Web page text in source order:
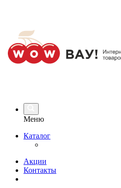
Меню
Каталог
Акции
Контакты